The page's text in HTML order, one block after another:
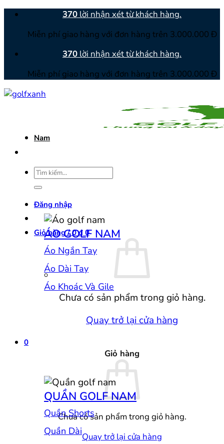
370 lời nhận xét từ khách hàng.
Miễn phí giao hàng với đơn hàng trên 3.000.000 Đ
370 lời nhận xét từ khách hàng.
Miễn phí giao hàng với đơn hàng trên 3.000.000 Đ
Tìm
Đăng nhập
Giỏ hàng /0₫ 0
Chưa có sản phẩm trong giỏ hàng.
Quay trở lại cửa hàng
0
Giỏ hàng
Chưa có sản phẩm trong giỏ hàng.
Quay trở lại cửa hàng
Nam
ÁO GOLF NAM
Áo Ngắn Tay
Áo Dài Tay
Áo Khoác Và Gile
QUẦN GOLF NAM
Quần Shorts
Quần Dài